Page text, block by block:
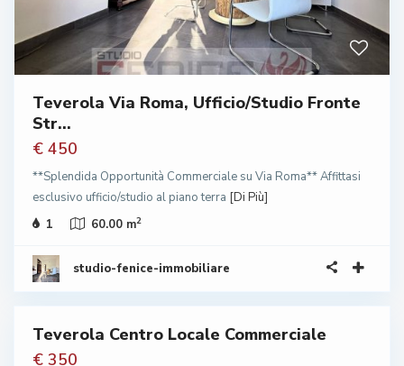
Teverola Via Roma, Ufficio/Studio Fronte
Str...
€ 450
**Splendida Opportunità Commerciale su Via Roma** Affittasi
esclusivo ufficio/studio al piano terra [Di Più]
1
60.00 m2
studio-fenice-immobiliare
Teverola Centro Locale Commerciale
€ 350